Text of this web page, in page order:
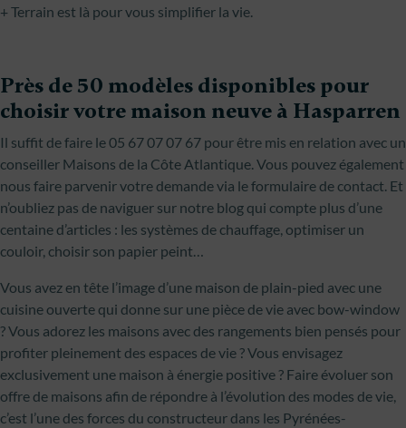
+ Terrain est là pour vous simplifier la vie.
Près de 50 modèles disponibles pour
choisir votre maison neuve à Hasparren
Il suffit de faire le 05 67 07 07 67 pour être mis en relation avec un
conseiller Maisons de la Côte Atlantique. Vous pouvez également
nous faire parvenir votre demande via le formulaire de contact. Et
n’oubliez pas de naviguer sur notre blog qui compte plus d’une
centaine d’articles : les systèmes de chauffage, optimiser un
couloir, choisir son papier peint…
Vous avez en tête l’image d’une maison de plain-pied avec une
cuisine ouverte qui donne sur une pièce de vie avec bow-window
? Vous adorez les maisons avec des rangements bien pensés pour
profiter pleinement des espaces de vie ? Vous envisagez
exclusivement une maison à énergie positive ? Faire évoluer son
offre de maisons afin de répondre à l’évolution des modes de vie,
c’est l’une des forces du constructeur dans les Pyrénées-